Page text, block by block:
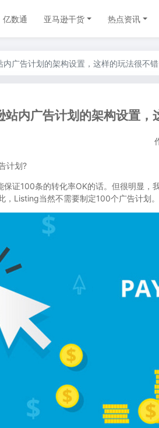
亿数通 亚马逊干货 热点资讯
内广告计划的架构设置，这样的玩法很不错
站内广告计划的架构设置，
计划?
100条的转化率OK的话。但很明显，
，Listing当然不需要制定100个广告计划。